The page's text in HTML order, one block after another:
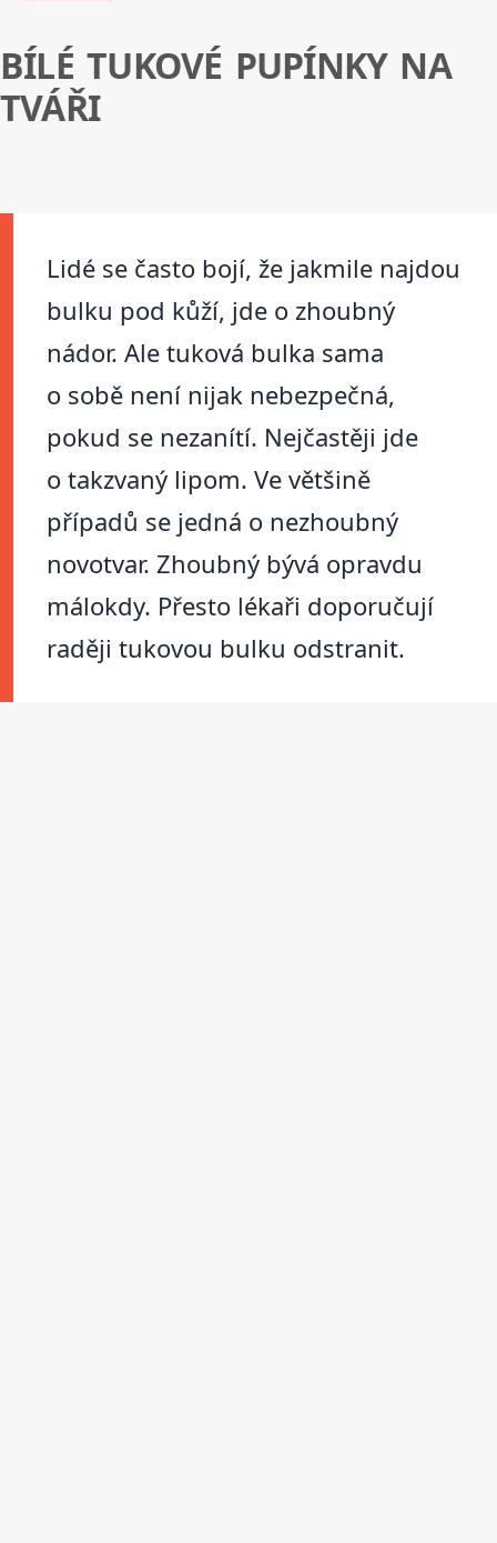
BÍLÉ TUKOVÉ PUPÍNKY NA
TVÁŘI
Lidé se často bojí, že jakmile najdou
bulku pod kůží, jde o zhoubný
nádor. Ale tuková bulka sama
o sobě není nijak nebezpečná,
pokud se nezanítí. Nejčastěji jde
o takzvaný lipom. Ve většině
případů se jedná o nezhoubný
novotvar. Zhoubný bývá opravdu
málokdy. Přesto lékaři doporučují
raději tukovou bulku odstranit.